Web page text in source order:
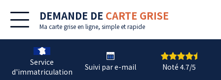
DEMANDE DE CARTE GRISE
Ma carte grise en ligne, simple et rapide
Service
d'immatriculation
Suivi par e-mail Noté 4.7/5